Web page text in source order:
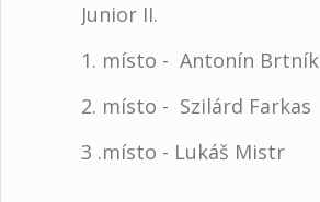
Junior II.
1. místo - Antonín Brtník
2. místo - Szilárd Farkas
3 .místo - Lukáš Mistr